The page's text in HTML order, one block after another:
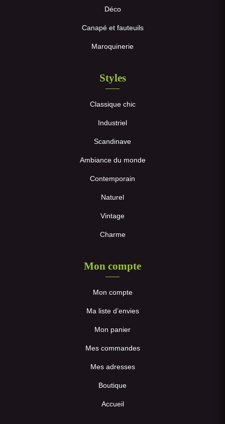
Déco
Canapé et fauteuils
Maroquinerie
Styles
Classique chic
Industriel
Scandinave
Ambiance du monde
Contemporain
Naturel
Vintage
Charme
Mon compte
Mon compte
Ma liste d’envies
Mon panier
Mes commandes
Mes adresses
Boutique
Accueil